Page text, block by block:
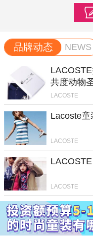
品牌动态 NEWS
共度动物
LACOSTE
Lacoste
LACOSTE
LACOSTE